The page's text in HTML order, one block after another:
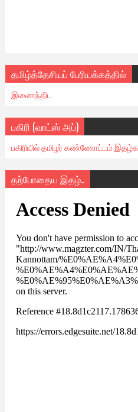
தமிழ்த்தேசியப் பேரியக்கத்தில்
இணைந்திட
பகிரி (வாட்ஸ் அப்)
பகிரியில் தமிழர் கண்ணோட்டம்
தற்போதைய இதழ்..